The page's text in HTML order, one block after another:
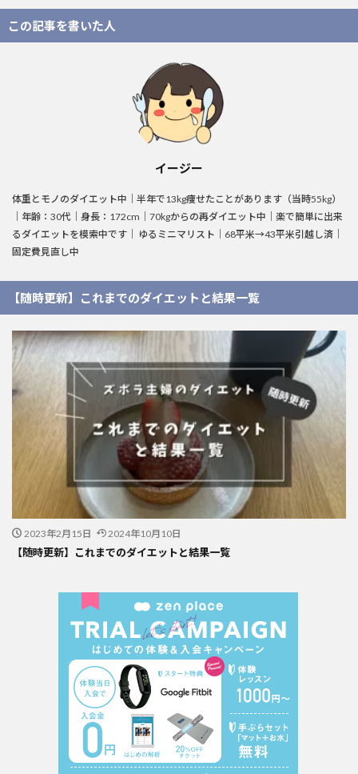
この記事を書いた人
イージー
体重とモノのダイエット中｜半年で13kg痩せたことがあります（当時55kg）
｜年齢：30代｜身長：172cm｜70kgからの再ダイエット中｜楽で簡単に出来
るダイエットを模索中です｜ ゆるミニマリスト｜68平米→43平米引越し済｜
固定費見直し中
【随時更新】これまでのダイエットと結果一覧
2023年2月15日 2024年10月10日
【随時更新】これまでのダイエットと結果一覧